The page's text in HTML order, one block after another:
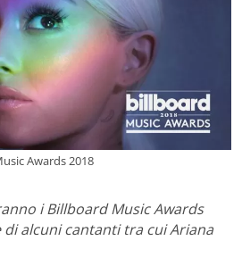
Awards 2018
i Billboard Music Awards
di alcuni cantanti tra cui Ariana